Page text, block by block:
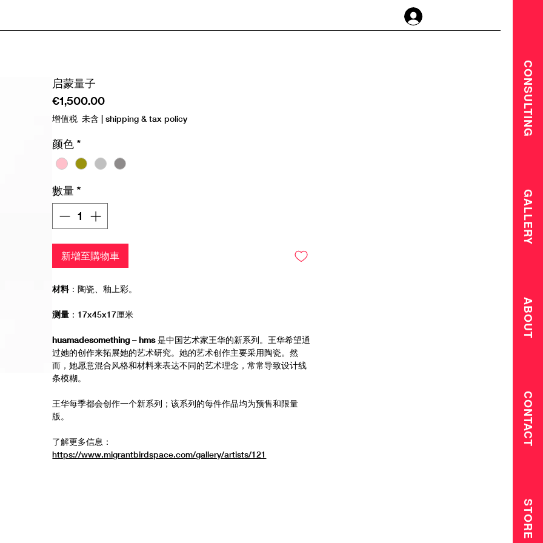
启蒙量子
€1,500.00價
格
增值税 未含 |shipping & tax policy
颜色 *
數量 *
新增至購物車
材料：陶瓷、釉上彩。
测量 ：17x45x17厘米
huamadesomething – hms是中国艺术家王华的新系列。王华希望通
过她的创作来拓展她的艺术研究。她的艺术创作主要采用陶瓷。然
而，她愿意混合风格和材料来表达不同的艺术理念，常常导致设计线
条模糊。
王华每季都会创作一个新系列；该系列的每件作品均为预售和限量
版。
了解更多信息：
https://www.migrantbirdspace.com/gallery/artists/121
CONSULTING
GALLERY
ABOUT
CONTACT
STORE